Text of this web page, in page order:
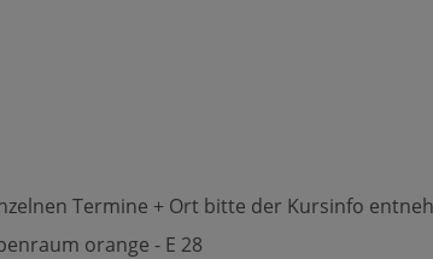
Termine + Ort bitte der Kursinfo
orange - E 28